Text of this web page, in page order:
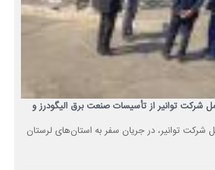
شرکت توانیر از تأسیسات صنعت برق الیگودرز و
شرکت توانیر، در جریان سفر به استان‌های لرستان